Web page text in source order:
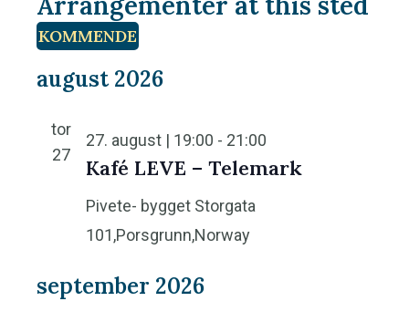
s
s
KOMMENDE
e
.
august 2026
tor
27
Kafé LEVE – Telemark
27. august | 19:00 - 21:00
Pivete- bygget Storgata
101,Porsgrunn,Norway
september 2026